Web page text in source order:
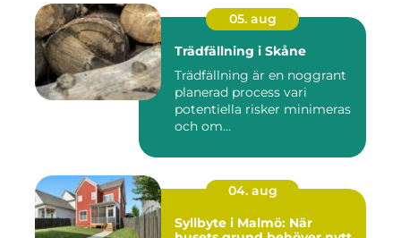
05. aug
Trädfällning i Skåne
Trädfällning är en noggrant
planerad process vari
potentiella risker minimeras
och om...
04. aug
Syllbyte i Malmö: När